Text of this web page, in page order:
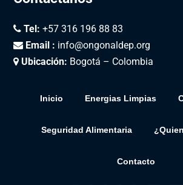
Tel: +57 316 196 88 83
Email : info@ongonaldep.org
Ubicación: Bogotá – Colombia
Inicio Energias Limpias
Seguridad Alimentaria
Contacto